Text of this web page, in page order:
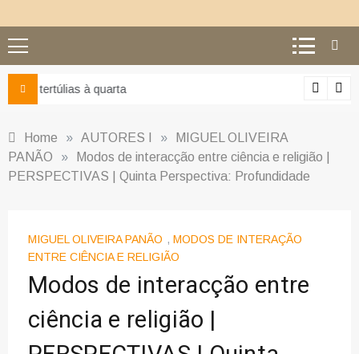
Ciência e religião: como superar o equívoco do conflito
Home » AUTORES I »
MIGUEL OLIVEIRA
PANÃO
»
Modos de interacção entre ciência e religião |
PERSPECTIVAS | Quinta Perspectiva: Profundidade
MIGUEL OLIVEIRA PANÃO , MODOS DE INTERAÇÃO
ENTRE CIÊNCIA E RELIGIÃO
Modos de interacção entre
ciência e religião |